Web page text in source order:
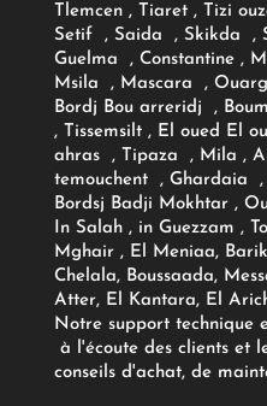
Tlemcen , Tiaret , Tizi
Setif , Saida , Skikda ,
Guelma , Constantine ,
Msila , Mascara ,
Bordj Bou arreridj ,
, Tissemsilt , El oued El
ahras , Tipaza , Mila ,
temouchent , Ghardaia ,
Bordsj Badji Mokhtar ,
In Salah , in Guezzam ,
Mghair , El Meniaa,
Chelala, Boussaada,
Atter, El Kantara, El
Notre support technique
à l'écoute des clients et
conseils d'achat, de